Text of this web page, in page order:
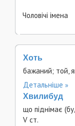
Чоловічі імена
Хоть
бажаний; той,
Детальніше
Хвилибуд
що піднімає
V ст.